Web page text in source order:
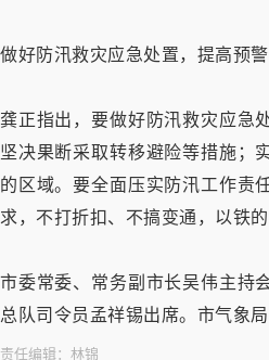
做好防汛救灾应急处置，提高预
龚正指出，要做好防汛救灾应急
坚决果断采取转移避险等措施；
的区域。要全面压实防汛工作责
求，不打折扣、不搞变通，以铁
市委常委、常务副市长吴伟主持
总队司令员孟祥锡出席。市气象
责任编辑： 林锦